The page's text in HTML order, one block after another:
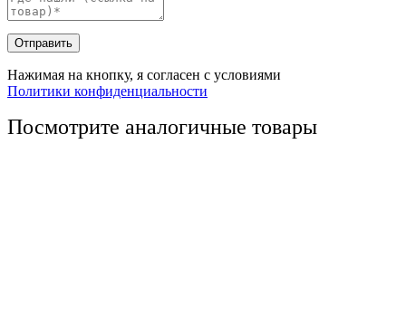
Отправить
Нажимая на кнопку, я согласен с условиями
Политики конфиденциальности
Посмотрите аналогичные товары